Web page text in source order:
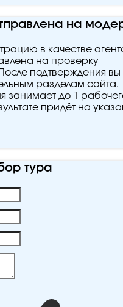
на
в качестве
на проверку
подтверждения вы
разделам сайта.
занимает до 1
придёт на
тура